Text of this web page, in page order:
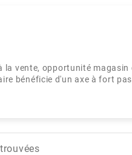
la vente, opportunité
bénéficie d'un axe à fort